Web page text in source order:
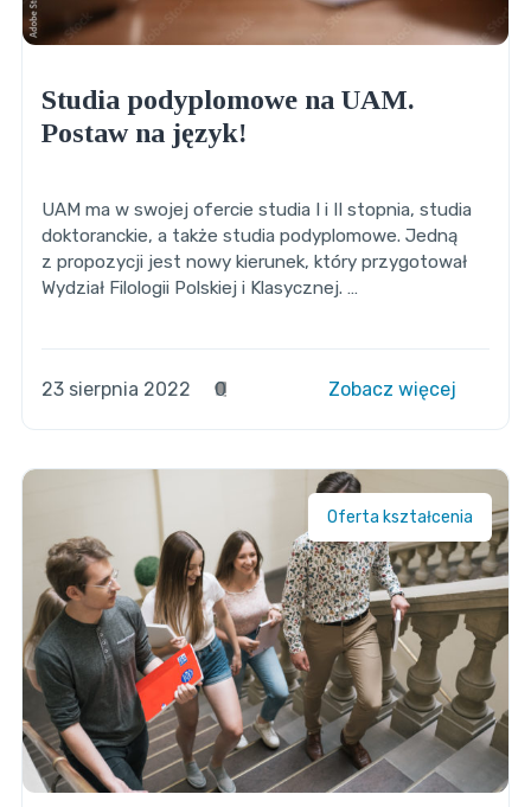
Studia podyplomowe na UAM.
Postaw na język!
UAM ma w swojej ofercie studia I i II stopnia, studia
doktoranckie, a także studia podyplomowe. Jedną
z propozycji jest nowy kierunek, który przygotował
Wydział Filologii Polskiej i Klasycznej. …
23 sierpnia 2022 0 Zobacz więcej
Oferta kształcenia